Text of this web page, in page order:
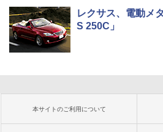
レクサス、電動メ
S 250C」
本サイトのご利用について